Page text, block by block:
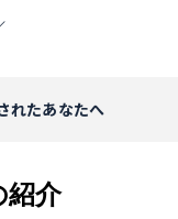
れたあなたへ
紹介